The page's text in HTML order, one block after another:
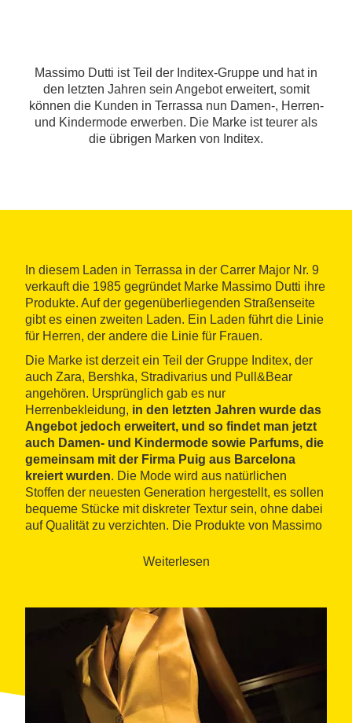
Massimo Dutti ist Teil der Inditex-Gruppe und hat in
den letzten Jahren sein Angebot erweitert, somit
können die Kunden in Terrassa nun Damen-, Herren-
und Kindermode erwerben. Die Marke ist teurer als
die übrigen Marken von Inditex.
In diesem Laden in Terrassa in der Carrer Major Nr. 9
verkauft die 1985 gegründet Marke Massimo Dutti ihre
Produkte. Auf der gegenüberliegenden Straßenseite
gibt es einen zweiten Laden. Ein Laden führt die Linie
für Herren, der andere die Linie für Frauen.
Die Marke ist derzeit ein Teil der Gruppe Inditex, der
auch Zara, Bershka, Stradivarius und Pull&Bear
angehören. Ursprünglich gab es nur
Herrenbekleidung, in den letzten Jahren wurde das
Angebot jedoch erweitert, und so findet man jetzt
auch Damen- und Kindermode sowie Parfums, die
gemeinsam mit der Firma Puig aus Barcelona
kreiert wurden. Die Mode wird aus natürlichen
Stoffen der neuesten Generation hergestellt, es sollen
bequeme Stücke mit diskreter Textur sein, ohne dabei
auf Qualität zu verzichten. Die Produkte von Massimo
auch jene für formellere Gelegenheiten, kombinieren
Marke an ein ausgewähltes Publikum und ist weniger
günstig als andere Inditex-Marken.
Weiterlesen